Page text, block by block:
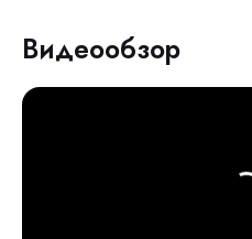
Видеообзор